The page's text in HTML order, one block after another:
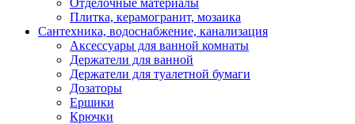
Плитка, керамогранит, мозаика
Сантехника, водоснабжение, канализация
Аксессуары для ванной комнаты
Держатели для ванной
Держатели для туалетной бумаги
Дозаторы
Ершики
Крючки